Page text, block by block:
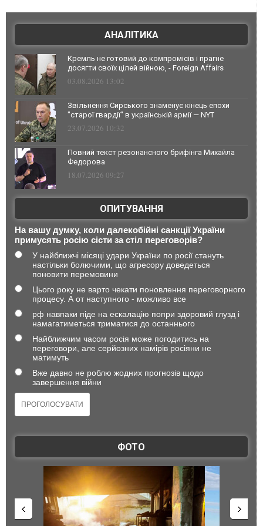
АНАЛІТИКА
Кремль не готовий до компромісів і прагне
досягти своїх цілей війною, - Foreign Affairs
03.08.2026 13:02
Звільнення Сирського знаменує кінець епохи
"старої гвардії" в українській армії — NYT
23.07.2026 10:32
Повний текст резонансного брифінга Михайла
Федорова
18.07.2026 09:27
ОПИТУВАННЯ
На вашу думку, коли далекобійні санкції України
примусять росію сісти за стіл переговорів?
У найближчі місяці удари України по росії стануть
настільки болючими, що агресору доведеться
поновити перемовини
Цього року не варто чекати поновлення переговорного
процесу. А от наступного - можливо все
рф навпаки піде на ескалацію попри здоровий глузд і
намагатиметься триматися до останнього
Найближчим часом росія може погодитись на
переговори, але серйозних намірів росіяни не
матимуть
Вже давно не роблю жодних прогнозів щодо
завершення війни
ФОТО